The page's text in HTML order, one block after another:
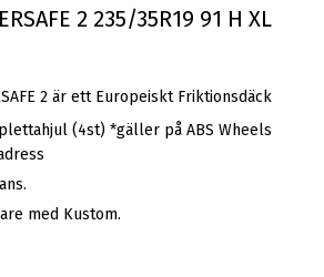
2 235/35R19 91 H XL
2 är ett Europeiskt Friktionsdäck
(4st) *gäller på ABS Wheels
med Kustom.